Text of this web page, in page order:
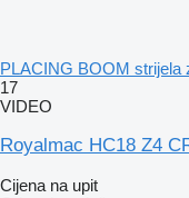
PLACING BOOM strijela
17
VIDEO
Royalmac HC18 Z4
Cijena na upit